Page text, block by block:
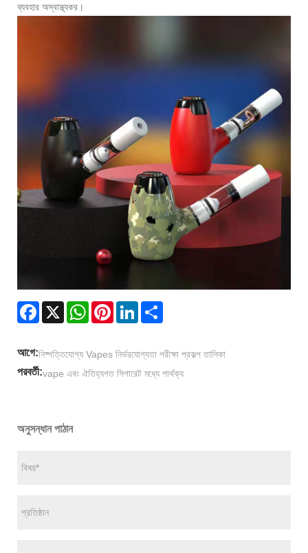
ব্যবহার অস্বাস্থ্যকর।
Facebook
X WhatsAppPinterestLinkedIn
আগে:নিষ্পত্তিযোগ্য Vapes নির্ভরযোগ্যতা পরীক্ষা প্রকল্প তালিকা
পরবর্তী:vape এবং ঐতিহ্যগত সিগারেট মধ্যে পার্থক্য
অনুসন্ধান পাঠান